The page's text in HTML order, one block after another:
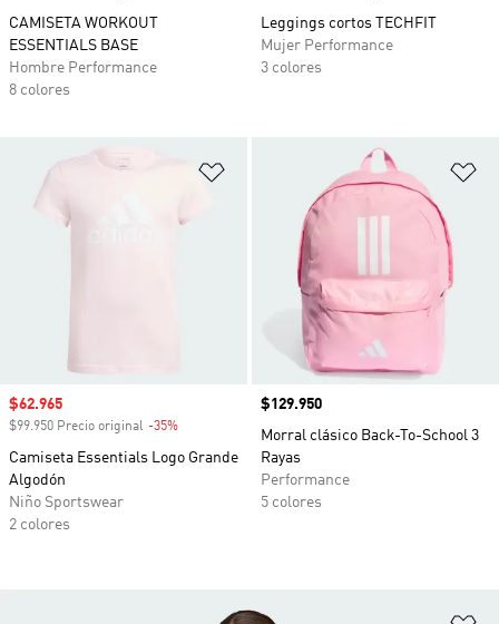
CAMISETA WORKOUT
ESSENTIALS BASE
Hombre Performance
8 colores
Leggings cortos TECHFIT
Mujer Performance
3 colores
Añadir a la lista de deseos
Precio de venta
$62.965
$99.950 Precio original -35%
Camiseta Essentials Logo Grande
Algodón
Niño Sportswear
2 colores
Precio
$129.950
Morral clásico Back-To-School 3
Rayas
Performance
5 colores